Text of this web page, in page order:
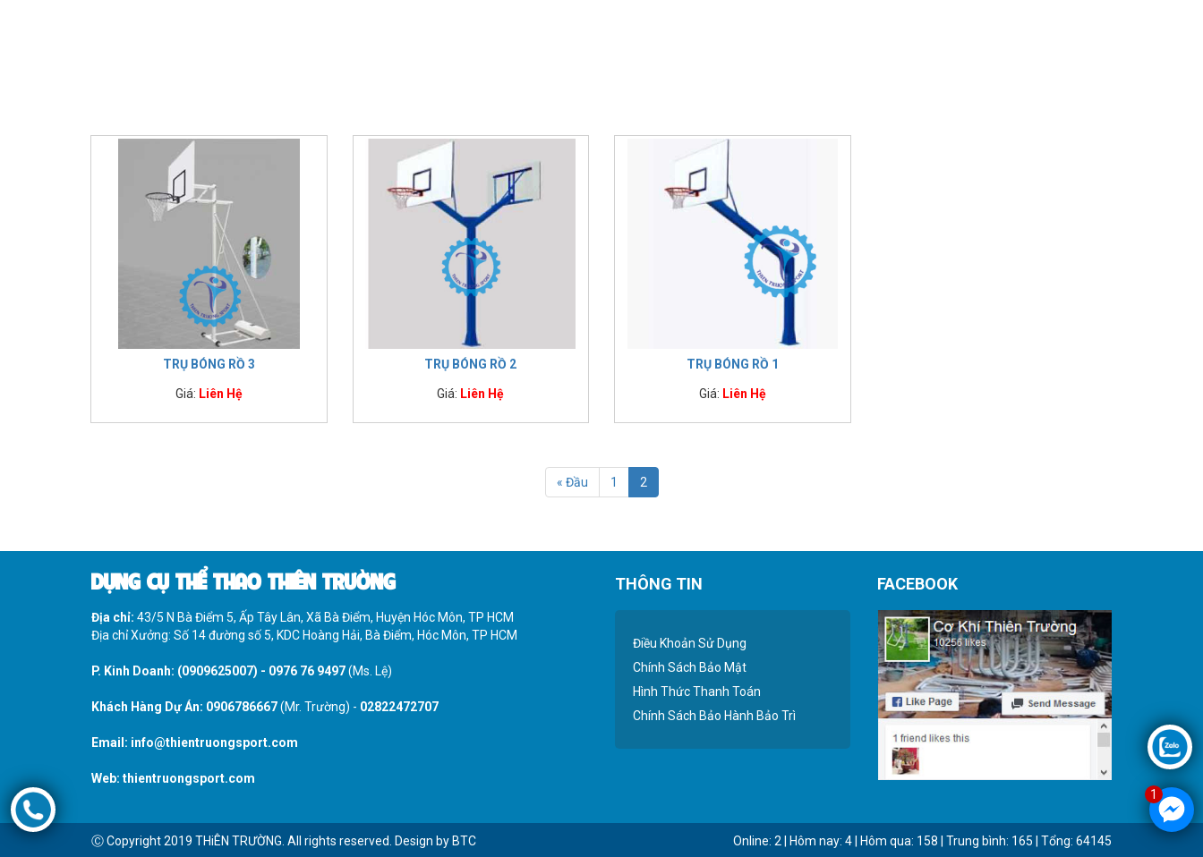
CỎ NHÂN TẠO
TRỤ BÓNG RỒ 3
Giá: Liên Hệ
TRỤ BÓNG RỒ 2
Giá: Liên Hệ
TRỤ BÓNG RỒ 1
Giá: Liên Hệ
« Đầu 1 2
DỤNG CỤ THỂ THAO THIÊN TRƯỜNG
Địa chỉ: 43/5 N Bà Điểm 5, Ấp Tây Lân, Xã Bà Điểm, Huyện Hóc Môn, TP HCM
Địa chỉ Xưởng: Số 14 đường số 5, KDC Hoàng Hải, Bà Điểm, Hóc Môn, TP HCM
P. Kinh Doanh: (0909625007) - 0976 76 9497(Ms. Lệ)
Khách Hàng Dự Án: 0906786667(Mr. Trường) - 02822472707
Email: info@thientruongsport.com
Web: thientruongsport.com
THÔNG TIN
Điều Khoản Sử Dụng
Chính Sách Bảo Mật
Hình Thức Thanh Toán
Chính Sách Bảo Hành Bảo Trì
FACEBOOK
Ⓒ Copyright 2019 THiÊN TRƯỜNG. All rights reserved. Design by BTC Online: 2 | Hôm nay: 4 | Hôm qua: 158 | Trung bình: 165 | Tổng: 64145
1